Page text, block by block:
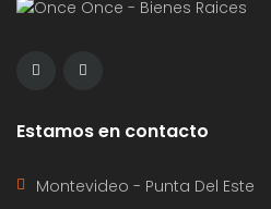
Estamos en contacto
Montevideo - Punta Del Este